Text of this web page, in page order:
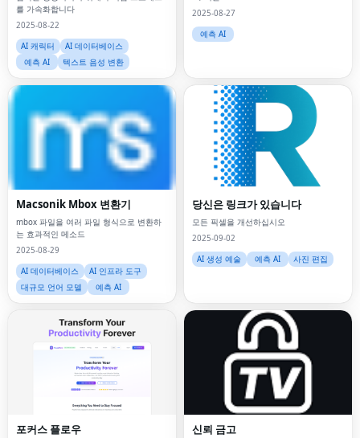
를 가속화합니다
2025-08-22
AI 캐릭터
AI 데이터베이스
예측 AI
텍스트 음성 변환
2025-08-27
예측 AI
Macsonik Mbox 변환기
mbox 파일을 여러 파일 형식으로 변환하
는 효과적인 메소드
2025-08-29
AI 데이터베이스
AI 인프라 도구
대규모 언어 모델
예측 AI
당신은 링크가 있습니다
모든 픽셀을 개선하십시오
2025-09-02
AI 생성 예술
예측 AI 사진 편집
포커스 플로우 신뢰 금고